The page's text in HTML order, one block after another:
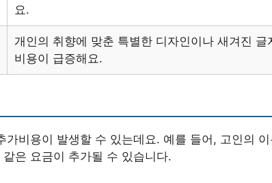
요.
개인의 취향에 맞춘 특별한 디자인이나 새겨진 글
비용이 급증해요.
가비용이 발생할 수 있는데요. 예를 들어, 고인의
은 요금이 추가될 수 있습니다.